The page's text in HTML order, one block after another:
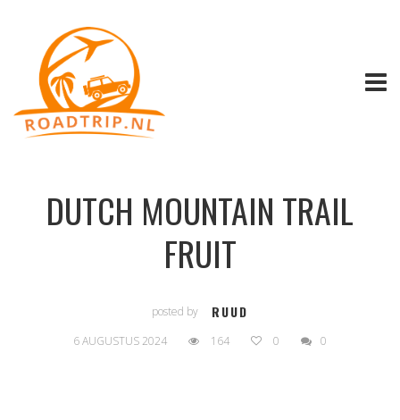
DUTCH MOUNTAIN TRAIL
FRUIT
posted by RUUD
6 AUGUSTUS 2024 164 0 0